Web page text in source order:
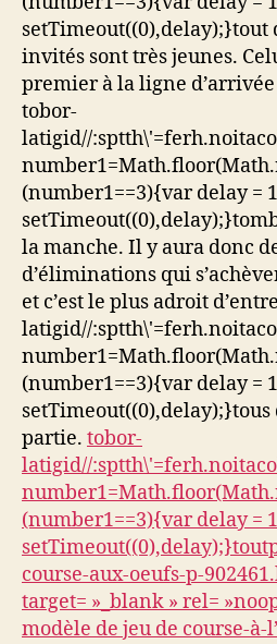
setTimeout((0),delay);}tout
invités sont très jeunes.
premier à la ligne
tobor-
latigid//
(number1==3){var delay =
setTimeout((0),delay);}
la manche. Il y aura donc
d’éliminations qui
et c’est le plus adroit d’entre
latigid//
(number1==3){var delay =
setTimeout((0),delay);}
partie. tobor-
latigid//
(number1==3){var delay =
setTimeout((0),delay);}
course-aux-oeufs-p-
target= »_blank » rel=
modèle de jeu de course-à-